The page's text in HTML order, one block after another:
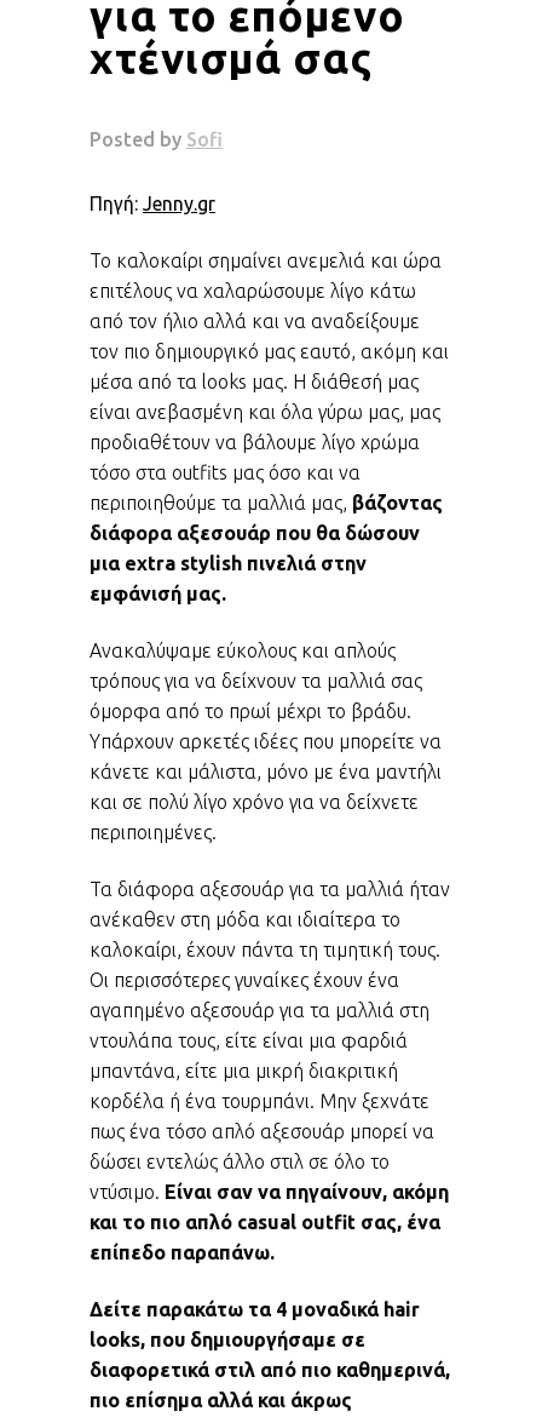
για το επόμενο
χτένισμά σας
Πηγή: Jenny.gr
Το καλοκαίρι σημαίνει ανεμελιά και ώρα
επιτέλους να χαλαρώσουμε λίγο κάτω
από τον ήλιο αλλά και να αναδείξουμε
τον πιο δημιουργικό μας εαυτό, ακόμη και
μέσα από τα looks μας. Η διάθεσή μας
είναι ανεβασμένη και όλα γύρω μας, μας
προδιαθέτουν να βάλουμε λίγο χρώμα
τόσο στα outfits μας όσο και να
περιποιηθούμε τα μαλλιά μας, βάζοντας
διάφορα αξεσουάρ που θα δώσουν
μια extra stylish πινελιά στην
εμφάνισή μας.
Ανακαλύψαμε εύκολους και απλούς
τρόπους για να δείχνουν τα μαλλιά σας
όμορφα από το πρωί μέχρι το βράδυ.
Υπάρχουν αρκετές ιδέες που μπορείτε να
κάνετε και μάλιστα, μόνο με ένα μαντήλι
και σε πολύ λίγο χρόνο για να δείχνετε
περιποιημένες.
Τα διάφορα αξεσουάρ για τα μαλλιά ήταν
ανέκαθεν στη μόδα και ιδιαίτερα το
καλοκαίρι, έχουν πάντα τη τιμητική τους.
Οι περισσότερες γυναίκες έχουν ένα
αγαπημένο αξεσουάρ για τα μαλλιά στη
ντουλάπα τους, είτε είναι μια φαρδιά
μπαντάνα, είτε μια μικρή διακριτική
κορδέλα ή ένα τουρμπάνι. Μην ξεχνάτε
πως ένα τόσο απλό αξεσουάρ μπορεί να
δώσει εντελώς άλλο στιλ σε όλο το
ντύσιμο. Είναι σαν να πηγαίνουν, ακόμη
και το πιο απλό casual outfit σας, ένα
επίπεδο παραπάνω.
Δείτε παρακάτω τα 4 μοναδικά hair
looks, που δημιουργήσαμε σε
διαφορετικά στιλ από πιο καθημερινά,
πιο επίσημα αλλά και άκρως